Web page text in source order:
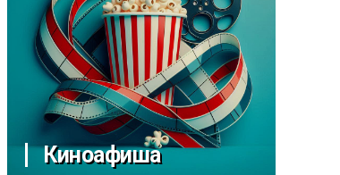
Киноафиша